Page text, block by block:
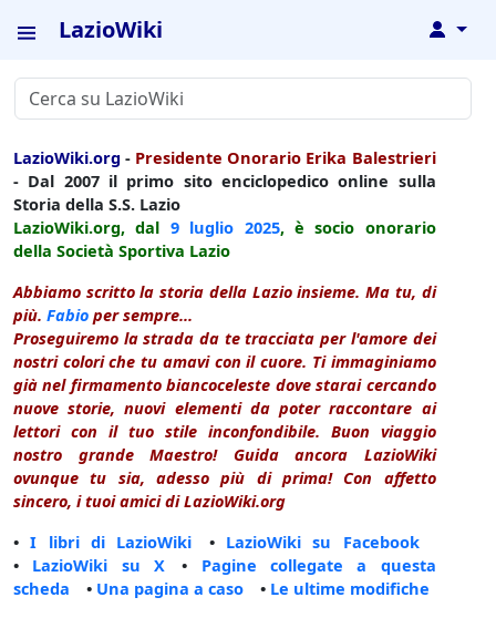
LazioWiki ↓
LazioWiki.org - Presidente Onorario Erika Balestrieri
- Dal 2007 il primo sito enciclopedico online sulla
Storia della S.S. Lazio
LazioWiki.org, dal 9 luglio 2025, è socio onorario
della Società Sportiva Lazio
Abbiamo scritto la storia della Lazio insieme. Ma tu, di
più. Fabio per sempre...
Proseguiremo la strada da te tracciata per l'amore dei
nostri colori che tu amavi con il cuore. Ti immaginiamo
già nel firmamento biancoceleste dove starai cercando
nuove storie, nuovi elementi da poter raccontare ai
lettori con il tuo stile inconfondibile. Buon viaggio
nostro grande Maestro! Guida ancora LazioWiki
ovunque tu sia, adesso più di prima! Con affetto
sincero, i tuoi amici di LazioWiki.org
•I libri di LazioWiki • LazioWiki su Facebook
• LazioWiki su X • Pagine collegate a questa
scheda • Una pagina a caso • Le ultime modifiche